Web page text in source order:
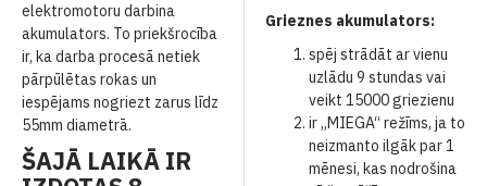
elektromotoru darbina
akumulators. To priekšrocība
ir, ka darba procesā netiek
pārpūlētas rokas un
iespējams nogriezt zarus līdz
55mm diametrā.
ŠAJĀ LAIKĀ IR
Grieznes akumulators:
spēj strādāt ar vienu
uzlādu 9 stundas vai
veikt 15000 griezienu
ir „MIEGA“ režīms, ja to
neizmanto ilgāk par 1
mēnesi, kas nodrošina